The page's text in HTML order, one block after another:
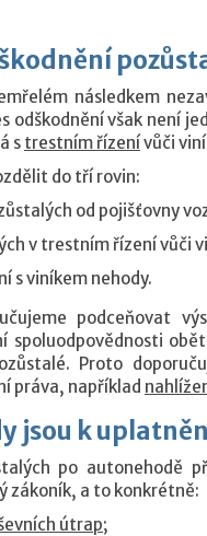
následkem
odškodnění však není
s trestním řízenívůči
do tří rovin:
od pojišťovny
v trestním řízení vůči
s viníkem nehody.
podceňovat
spoluodpovědnosti
Proto
práva, například
jsou k
po autonehodě
zákoník, a to konkrétně:
útrap;